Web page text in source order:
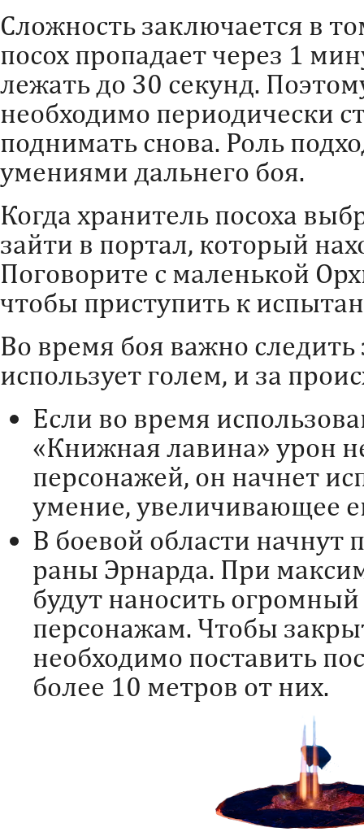
Сложность заключается в
посох пропадает через 1
лежать до 30 секунд.
необходимо периодически
поднимать снова. Роль
умениями дальнего боя.
Когда хранитель посоха
зайти в портал, который
Поговорите с маленькой
чтобы приступить к
Во время боя важно
использует голем, и за
Если во время
«Книжная лавина» урон
персонажей, он начнет
умение, увеличивающее
В боевой области
раны Эрнарда. При
будут наносить
персонажам. Чтобы
необходимо поставить
более 10 метров от них.